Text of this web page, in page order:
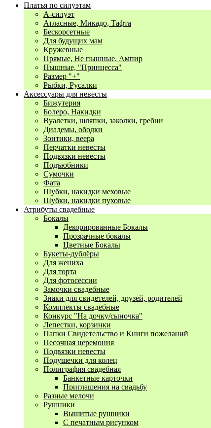
Платья по силуэтам
А-силуэт
Атласные, Микадо, Тафта
Бескорсетные
Для будущих мам
Кружевные
Прямые, Не пышные, Ампир
Пышные, "Принцесса"
Размер "+"
Рыбки, Русалки
Аксессуары для невесты
Бижутерия
Болеро, Накидки
Вуалетки, шляпки, заколки, гребни
Диадемы, ободки
Зонтики, веера
Перчатки невесты
Подвязки невесты
Подъюбники
Сумочки
Фата
Шубки, накидки меховые
Шубки, накидки пуховые
Атрибуты свадебные
Бокалы
Декорированные Бокалы
Прозрачные бокалы
Цветные Бокалы
Букеты-дублёры
Для жениха
Для торта
Для фотосессии
Замочки свадебные
Знаки для свидетелей, друзей, родителей
Комплекты свадебные
Конкурс "На дочку/сыночка"
Лепестки, корзинки
Папки Свидетельство и Книги пожеланий
Песочная церемония
Подвязки невесты
Подушечки для колец
Полиграфия свадебная
Банкетные карточки
Приглашения на свадьбу
Разные мелочи
Рушники
Вышитые рушники
С печатным рисунком